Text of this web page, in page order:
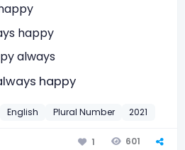
happy
always
happy
English Plural Number 2021
1 601